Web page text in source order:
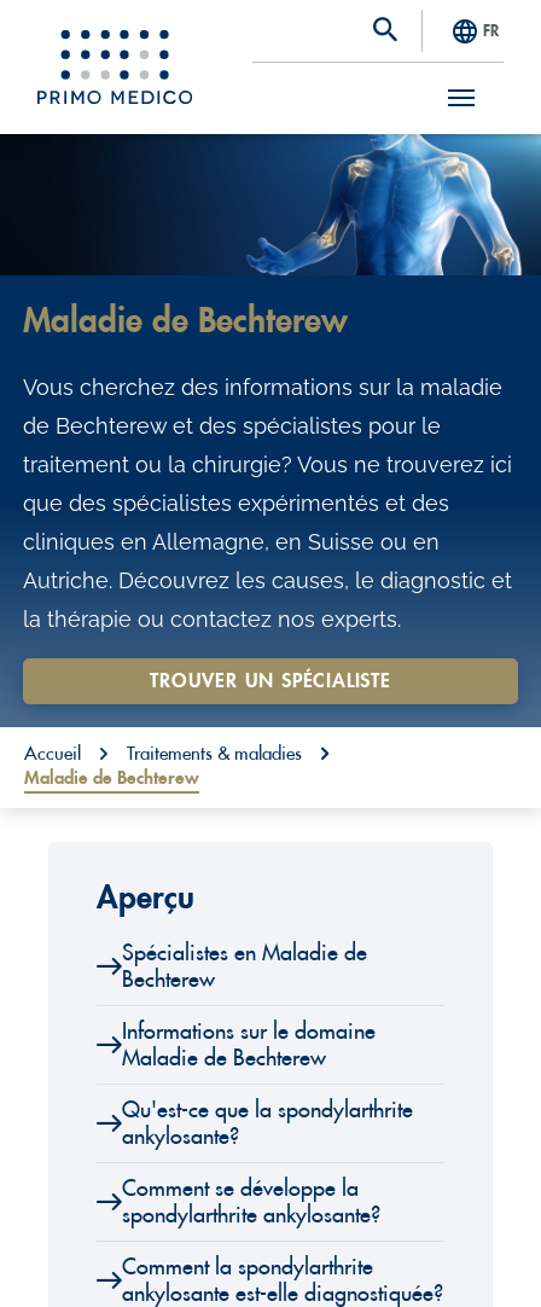
S
FR
Maladie de Bechterew
Vous cherchez des informations sur la maladie
de Bechterew et des spécialistes pour le
traitement ou la chirurgie? Vous ne trouverez ici
que des spécialistes expérimentés et des
cliniques en Allemagne, en Suisse ou en
Autriche. Découvrez les causes, le diagnostic et
la thérapie ou contactez nos experts.
TROUVER UN SPÉCIALISTE
You are here:
Accueil
Traitements & maladies
Maladie de Bechterew
Aperçu
Spécialistes en Maladie de
Bechterew
Informations sur le domaine
Maladie de Bechterew
Qu'est-ce que la spondylarthrite
ankylosante?
Comment se développe la
spondylarthrite ankylosante?
Comment la spondylarthrite
ankylosante est-elle diagnostiquée?